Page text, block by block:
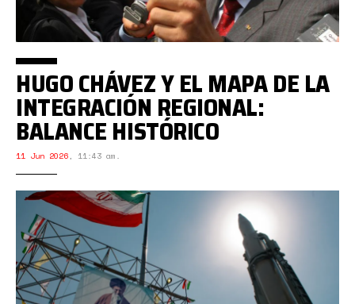
HUGO CHÁVEZ Y EL MAPA DE LA
INTEGRACIÓN REGIONAL:
BALANCE HISTÓRICO
11 Jun 2026, 11:43 am.